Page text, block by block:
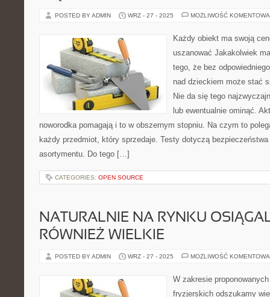
POSTED BY ADMIN WRZ - 27 - 2025 MOŻLIWOŚĆ
Każdy obiekt ma swoją
uszanować Jakakolwiek
tego, że bez
nad dzieckiem może stać
Nie da się tego
lub ewentualnie ominąć.
noworodka pomagają i to w obszernym stopniu. Na czym to
każdy przedmiot, który sprzedaje. Testy dotyczą
asortymentu. Do tego […]
CATEGORIES: OPEN SOURCE
NATURALNIE NA RYNKU
RÓWNIEŻ WIELKIE
POSTED BY ADMIN WRZ - 27 - 2025 MOŻLIWOŚĆ
W zakresie
fryzjerskich odszukamy